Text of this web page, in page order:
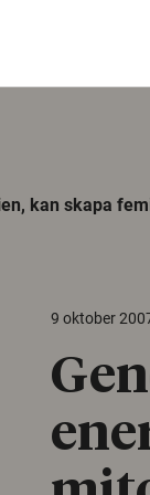
kan skapa
9 oktober